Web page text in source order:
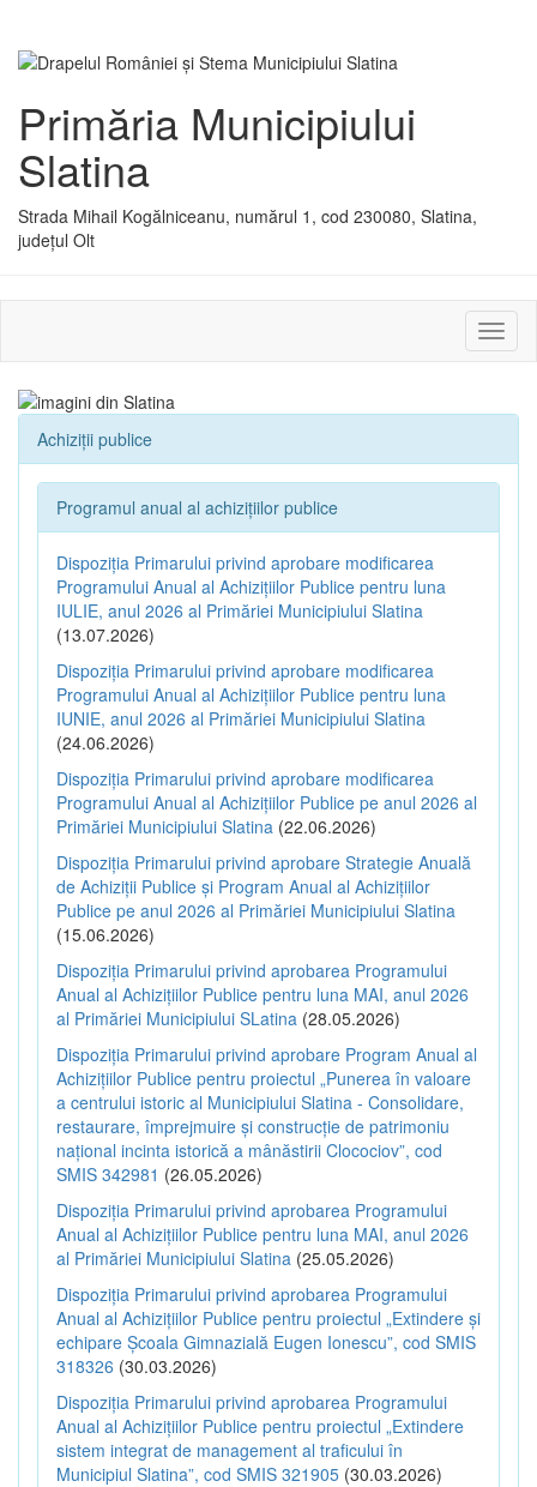
Primăria Municipiului
Slatina
Strada Mihail Kogălniceanu, numărul 1, cod 230080, Slatina,
județul Olt
sau
Achiziții publice
Programul anual al achizițiilor publice
Dispoziția Primarului privind aprobare modificarea
Programului Anual al Achizițiilor Publice pentru luna
IULIE, anul 2026 al Primăriei Municipiului Slatina
(13.07.2026)
Dispoziția Primarului privind aprobare modificarea
Programului Anual al Achizițiilor Publice pentru luna
IUNIE, anul 2026 al Primăriei Municipiului Slatina
(24.06.2026)
Dispoziția Primarului privind aprobare modificarea
Programului Anual al Achizițiilor Publice pe anul 2026 al
Primăriei Municipiului Slatina (22.06.2026)
Dispoziția Primarului privind aprobare Strategie Anuală
de Achiziții Publice și Program Anual al Achizițiilor
Publice pe anul 2026 al Primăriei Municipiului Slatina
(15.06.2026)
Dispoziția Primarului privind aprobarea Programului
Anual al Achizițiilor Publice pentru luna MAI, anul 2026
al Primăriei Municipiului SLatina (28.05.2026)
Dispoziția Primarului privind aprobare Program Anual al
Achizițiilor Publice pentru proiectul „Punerea în valoare
a centrului istoric al Municipiului Slatina - Consolidare,
restaurare, împrejmuire și construcție de patrimoniu
național incinta istorică a mânăstirii Clocociov”, cod
SMIS 342981 (26.05.2026)
Dispoziția Primarului privind aprobarea Programului
Anual al Achizițiilor Publice pentru luna MAI, anul 2026
al Primăriei Municipiului Slatina (25.05.2026)
Dispoziția Primarului privind aprobarea Programului
Anual al Achizițiilor Publice pentru proiectul „Extindere și
echipare Școala Gimnazială Eugen Ionescu”, cod SMIS
318326 (30.03.2026)
Dispoziția Primarului privind aprobarea Programului
Anual al Achizițiilor Publice pentru proiectul „Extindere
sistem integrat de management al traficului în
Municipiul Slatina”, cod SMIS 321905 (30.03.2026)